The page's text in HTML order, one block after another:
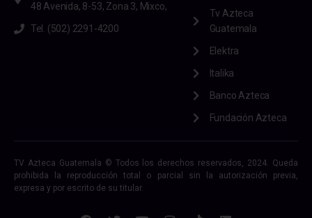
48 Avenida, 8-53, Zona 3, Mixco,
Tel. (502) 2291-4200
Tv Azteca
Guatemala
Elektra
Italika
Banco Azteca
Fundación Azteca
TV Azteca Guatemala © Todos los derechos reservados, 2024. Queda
prohibida la reproducción total o parcial sin la autorización previa,
expresa y por escrito de su titular.